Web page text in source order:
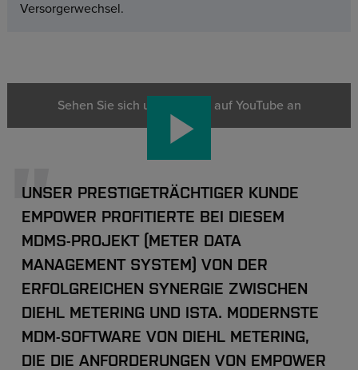
Versorgerwechsel.
Sehen Sie sich unser Video auf YouTube an
UNSER PRESTIGETRÄCHTIGER KUNDE
EMPOWER PROFITIERTE BEI DIESEM
MDMS-PROJEKT (METER DATA
MANAGEMENT SYSTEM) VON DER
ERFOLGREICHEN SYNERGIE ZWISCHEN
DIEHL METERING UND ISTA. MODERNSTE
MDM-SOFTWARE VON DIEHL METERING,
DIE DIE ANFORDERUNGEN VON EMPOWER